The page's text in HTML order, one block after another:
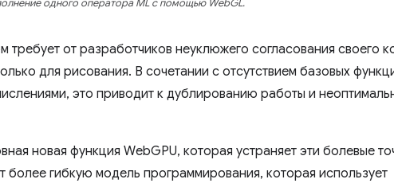
одного оператора ML с помощью WebGL.
от разработчиков неуклюжего согласования своего
для рисования. В сочетании с отсутствием базовых
это приводит к дублированию работы и
новая функция WebGPU, которая устраняет эти болевые
гибкую модель программирования, которая использует